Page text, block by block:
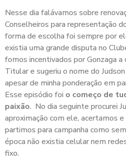
Nesse dia falávamos sobre
Conselheiros para representação
forma de escolha foi sempre por
existia uma grande disputa no
fomos incentivados por Gonzaga
Titular e sugeriu o nome do
apesar de minha ponderação em
Esse episódio foi o começo de
paixão. No dia seguinte procurei
aproximação com ele, acertamos
partimos para campanha como
época não existia celular nem
fixo.